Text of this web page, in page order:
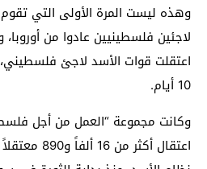
وهذه ليست المرة الأولى التي
لاجئين فلسطينيين عادوا من
اعتقلت قوات الأسد لاجئ
10 أيام.
وكانت مجموعة “العمل من أجل
اعتقال